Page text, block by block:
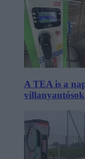
A TEA is a